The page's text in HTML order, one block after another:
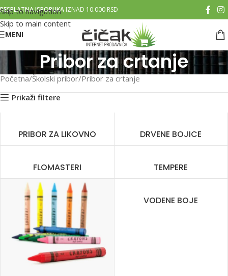
Skip to navigation
Skip to main content
BESPLATNA ISPORUKA IZNAD 10.000 RSD
MENI
Pribor za crtanje
Početna Školski pribor Pribor za crtanje
Prikaži filtere
PRIBOR ZA LIKOVNO DRVENE BOJICE
FLOMASTERI TEMPERE
VODENE BOJE